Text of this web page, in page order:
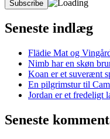
Seneste indlæg
Flädie Mat og
Nimb har en skøn
Koan er et suverænt
En pilgrimstur til
Jordan er et fredeligt
Seneste